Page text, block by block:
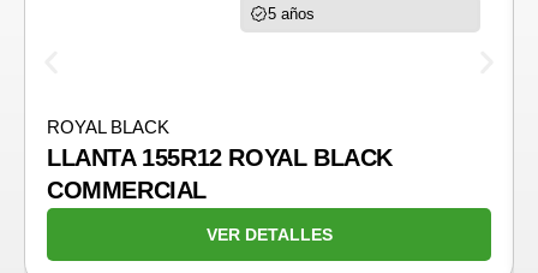
5 años
ROYAL BLACK
LLANTA 155R12 ROYAL BLACK
COMMERCIAL
VER DETALLES